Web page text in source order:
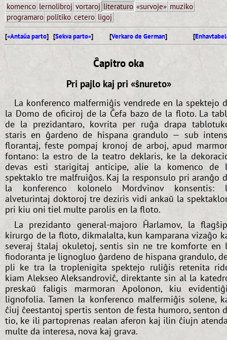
komenco lernolibroj vortaroj literaturo «survoje» muziko
programaro politiko cetero ligoj
[«Antaŭa parto] [Sekva parto»] [Verkaro de German] [
Ĉapitro oka
Pri pajlo kaj pri «ŝnureto»
La konferenco malfermiĝis vendrede en la spektejo
la Domo de oficiroj de la Ĉefa bazo de la floto. La
de la prezidantaro, kovrita per ruĝa drapa
staris en ĝardeno de hispana grandulo — sub
florantaj, feste pompaj kronoj de arboj, apud
fontano: la estro de la teatro deklaris, ke la
devas esti starigitaj anticipe, alie la komenco de
spektaklo tre malfruiĝos. Kaj la responsulo pri aranĝo
la konferenco kolonelo Mordvinov konsentis:
alveturintaj doktoroj tre deziris vidi ankaŭ la
pri kiu oni tiel multe parolis en la floto.
La prezidanto general-majoro Ĥarlamov, la
kirurgo de la floto, dikmalalta, kun kamparana vizaĝo
severaj ŝtalaj okuletoj, sentis sin ne tre komforte en
fiodoranta je lignogluo ĝardeno de hispana grandulo,
pli ke tra la troplenigita spektejo ruliĝis retenita
kiam Alekseo Aleksandroviĉ, direktante sin al la
preskaŭ faligis marmoran Apolonon, kiu
lignofolia. Tamen la konferenco malfermiĝis solene,
ĉiuj ĉeestantoj spertis senton de festa humoro, senton
tio, ke ili partoprenas realan aferon kaj ilin ĉiujn
multe da interesa, nova kaj grava.